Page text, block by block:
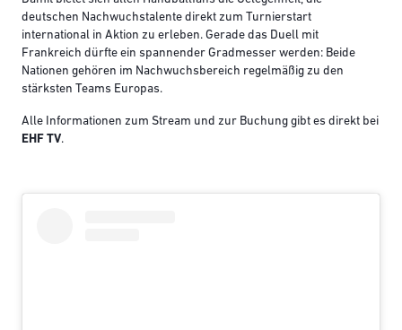
deutschen Nachwuchstalente direkt zum Turnierstart
international in Aktion zu erleben. Gerade das Duell mit
Frankreich dürfte ein spannender Gradmesser werden: Beide
Nationen gehören im Nachwuchsbereich regelmäßig zu den
stärksten Teams Europas.
Alle Informationen zum Stream und zur Buchung gibt es direkt bei
EHF TV.